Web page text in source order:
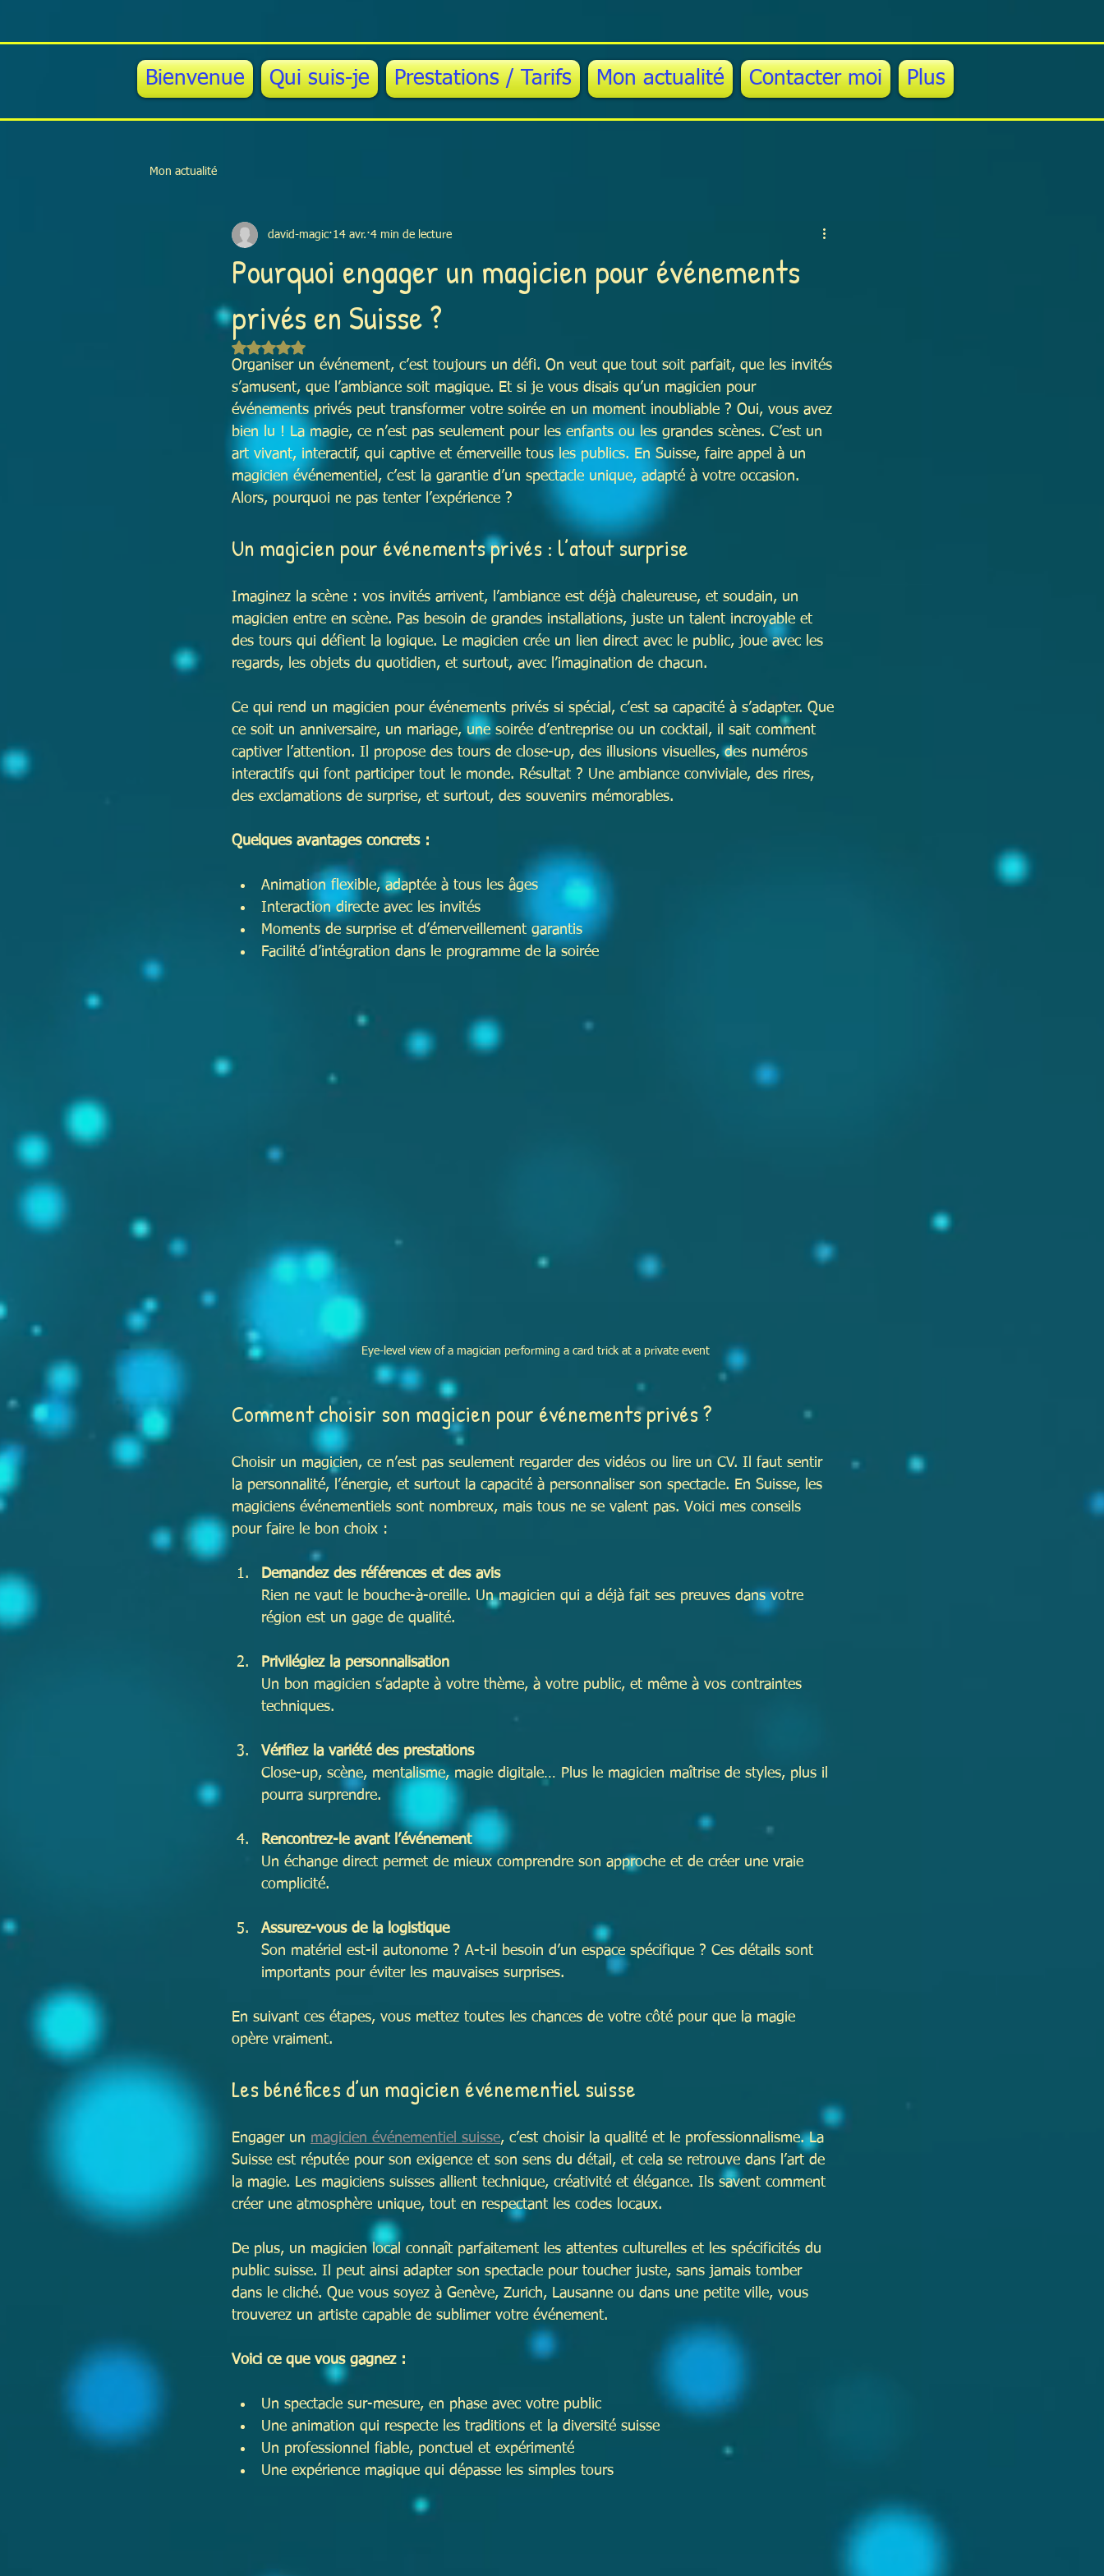
Bienvenue Qui suis-je Prestations / Tarifs Mon actualité Contacter moi Plus
Mon actualité
Pourquoi engager un magicien pour événements
privés en Suisse ?
david-magic 14 avr. 4 min de lecture
Noté NaN étoiles sur 5.
Organiser un événement, c’est toujours un défi. On veut que tout soit parfait, que les invités
s’amusent, que l’ambiance soit magique. Et si je vous disais qu’un magicien pour
événements privés peut transformer votre soirée en un moment inoubliable ? Oui, vous avez
bien lu ! La magie, ce n’est pas seulement pour les enfants ou les grandes scènes. C’est un
art vivant, interactif, qui captive et émerveille tous les publics. En Suisse, faire appel à un
magicien événementiel, c’est la garantie d’un spectacle unique, adapté à votre occasion.
Alors, pourquoi ne pas tenter l’expérience ?
Un magicien pour événements privés : l’atout surprise
Imaginez la scène : vos invités arrivent, l’ambiance est déjà chaleureuse, et soudain, un
magicien entre en scène. Pas besoin de grandes installations, juste un talent incroyable et
des tours qui défient la logique. Le magicien crée un lien direct avec le public, joue avec les
regards, les objets du quotidien, et surtout, avec l’imagination de chacun.
Ce qui rend un magicien pour événements privés si spécial, c’est sa capacité à s’adapter. Que
ce soit un anniversaire, un mariage, une soirée d’entreprise ou un cocktail, il sait comment
captiver l’attention. Il propose des tours de close-up, des illusions visuelles, des numéros
interactifs qui font participer tout le monde. Résultat ? Une ambiance conviviale, des rires,
des exclamations de surprise, et surtout, des souvenirs mémorables.
Quelques avantages concrets :
Animation flexible, adaptée à tous les âges
Interaction directe avec les invités
Moments de surprise et d’émerveillement garantis
Facilité d’intégration dans le programme de la soirée
Eye-level view of a magician performing a card trick at a private event
Comment choisir son magicien pour événements privés ?
Choisir un magicien, ce n’est pas seulement regarder des vidéos ou lire un CV. Il faut sentir
la personnalité, l’énergie, et surtout la capacité à personnaliser son spectacle. En Suisse, les
magiciens événementiels sont nombreux, mais tous ne se valent pas. Voici mes conseils
pour faire le bon choix :
Demandez des références et des avis
Rien ne vaut le bouche-à-oreille. Un magicien qui a déjà fait ses preuves dans votre
région est un gage de qualité.
Privilégiez la personnalisation
Un bon magicien s’adapte à votre thème, à votre public, et même à vos contraintes
techniques.
Vérifiez la variété des prestations
Close-up, scène, mentalisme, magie digitale… Plus le magicien maîtrise de styles, plus il
pourra surprendre.
Rencontrez-le avant l’événement
Un échange direct permet de mieux comprendre son approche et de créer une vraie
complicité.
Assurez-vous de la logistique
Son matériel est-il autonome ? A-t-il besoin d’un espace spécifique ? Ces détails sont
importants pour éviter les mauvaises surprises.
En suivant ces étapes, vous mettez toutes les chances de votre côté pour que la magie
opère vraiment.
Les bénéfices d’un magicien événementiel suisse
Engager un magicien événementiel suisse, c’est choisir la qualité et le professionnalisme. La
Suisse est réputée pour son exigence et son sens du détail, et cela se retrouve dans l’art de
la magie. Les magiciens suisses allient technique, créativité et élégance. Ils savent comment
créer une atmosphère unique, tout en respectant les codes locaux.
De plus, un magicien local connaît parfaitement les attentes culturelles et les spécificités du
public suisse. Il peut ainsi adapter son spectacle pour toucher juste, sans jamais tomber
dans le cliché. Que vous soyez à Genève, Zurich, Lausanne ou dans une petite ville, vous
trouverez un artiste capable de sublimer votre événement.
Voici ce que vous gagnez :
Un spectacle sur-mesure, en phase avec votre public
Une animation qui respecte les traditions et la diversité suisse
Un professionnel fiable, ponctuel et expérimenté
Une expérience magique qui dépasse les simples tours